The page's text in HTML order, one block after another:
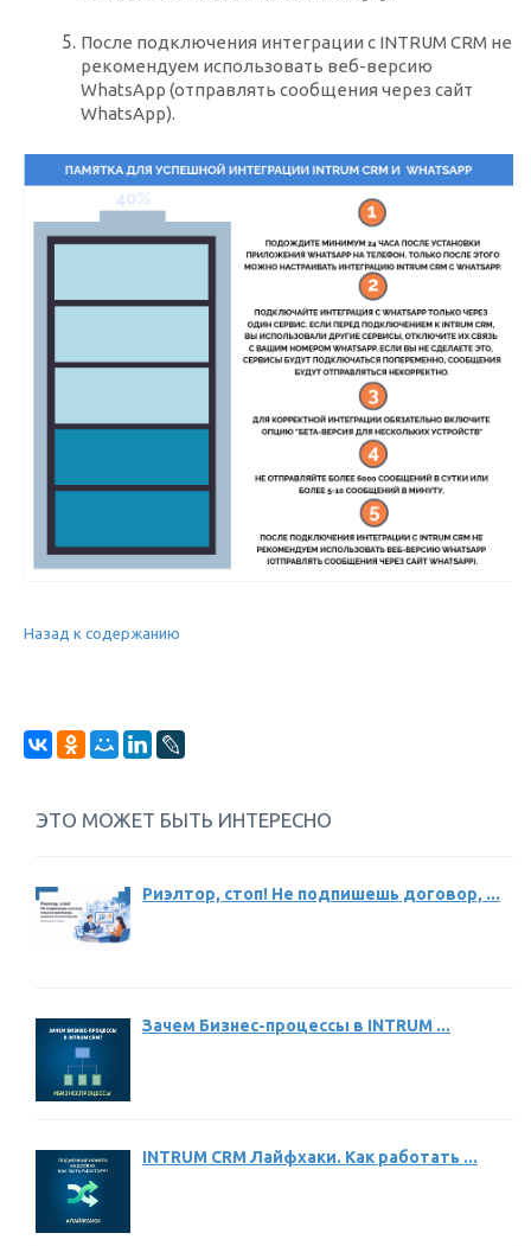
После подключения интеграции с INTRUM CRM не
рекомендуем использовать веб-версию
WhatsApp (отправлять сообщения через сайт
WhatsApp).
Назад к содержанию
ЭТО МОЖЕТ БЫТЬ ИНТЕРЕСНО
Риэлтор, стоп! Не подпишешь договор, ...
Зачем Бизнес-процессы в INTRUM ...
INTRUM CRM Лайфхаки. Как работать ...